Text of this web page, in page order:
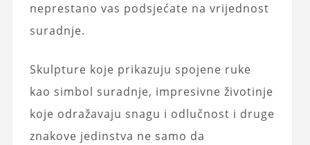
neprestano vas podsjećate na vrijednost
suradnje.
Skulpture koje prikazuju spojene ruke
kao simbol suradnje, impresivne životinje
koje odražavaju snagu i odlučnost i druge
znakove jedinstva ne samo da